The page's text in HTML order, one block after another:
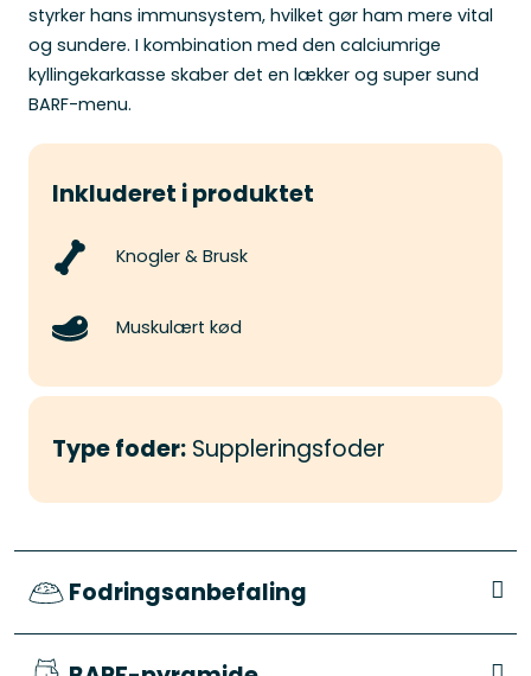
styrker hans immunsystem, hvilket gør ham mere vital
og sundere. I kombination med den calciumrige
kyllingekarkasse skaber det en lækker og super sund
BARF-menu.
Inkluderet i produktet
Knogler & Brusk
Muskulært kød
Type foder: Suppleringsfoder
Fodringsanbefaling